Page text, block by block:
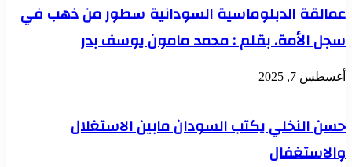
عمالقة الدبلوماسية السودانية سطور من ذهب في
سجل الأمة. بقلم : محمد مامون يوسف بدر
أغسطس 7, 2025
حسن النخلي يكتب السودان مابين الاستغلال
والاستغفال